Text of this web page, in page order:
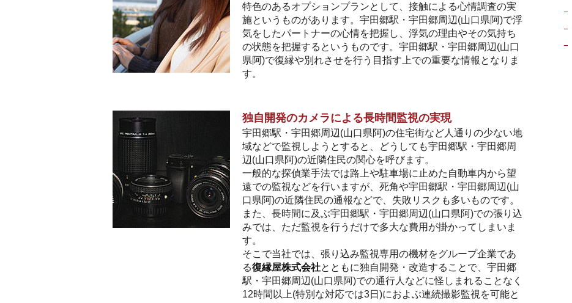
特色のあるオプションプランとして、接触による心情調査の実
施というものがあります。宇田郷駅・宇田郷周辺(山口県阿)で浮
気をしたパートナーの心情を把握し、浮気の理由やその気持ち
の状態を把握するというものです。宇田郷駅・宇田郷周辺(山口
県阿)で復縁や別れさせを行う目指す上での重要な情報となりま
す。
独自開発のカメラによる長時間監視の実現
宇田郷駅・宇田郷周辺(山口県阿)の住宅街など人通りの少ない地
域などで監視しようとすると、どうしても宇田郷駅・宇田郷周
辺(山口県阿)の近隣住民の関心を呼びます。
一般的な探偵業手法では路上や駐車場に止めた自動車内から望
遠での監視などを行いますが、死角や宇田郷駅・宇田郷周辺(山
口県阿)の近隣住民の通報などで、失敗リスクも多いものです。
また、長時間に及ぶ宇田郷駅・宇田郷周辺(山口県阿)での張り込
みでは、ただ監視を行うだけで多大な費用が掛かってしまいま
す。
そこで当社では、張り込み監視専用の機材をグループ企業であ
る復縁屋株式会社とともに独自開発・改造することで、宇田郷
駅・宇田郷周辺(山口県阿)での通行人などに怪しまれることなく
12時間以上(特別な対応では3日)におよぶ連続撮影監視を可能と